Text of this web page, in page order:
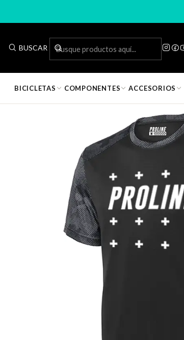
BUSCAR
BICICLETAS COMPONENTES ACCESORIOS